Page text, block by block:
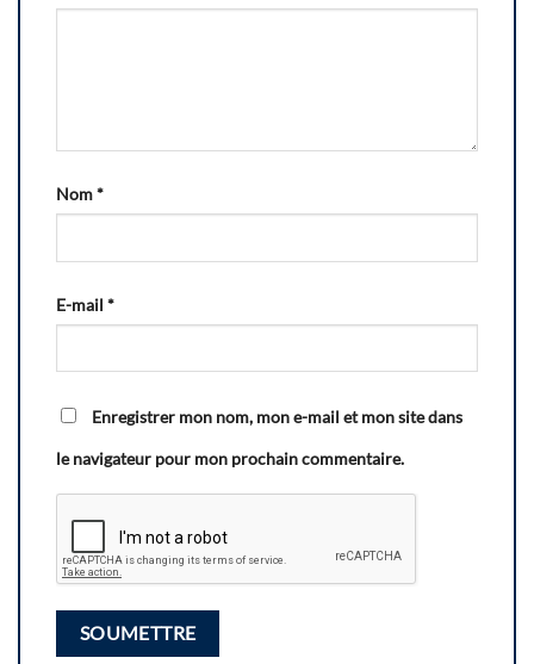
Nom*
E-mail *
Enregistrer mon nom, mon e-mail et mon site dans
le navigateur pour mon prochain commentaire.